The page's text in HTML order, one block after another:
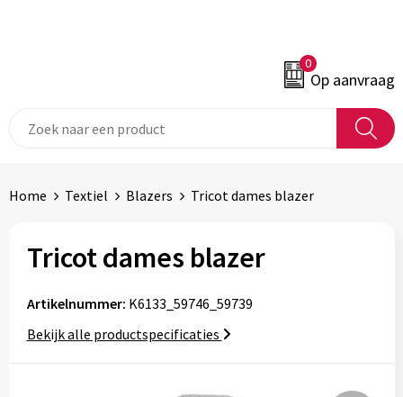
0
Op aanvraag
Home Textiel Blazers Tricot dames blazer
Tricot dames blazer
Artikelnummer: K6133_59746_59739
Bekijk alle productspecificaties